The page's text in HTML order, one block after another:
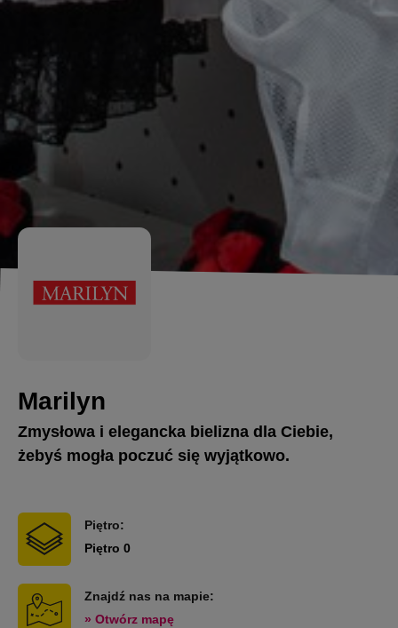
Marilyn
Zmysłowa i elegancka bielizna dla Ciebie,
żebyś mogła poczuć się wyjątkowo.
Piętro:
Piętro 0
Znajdź nas na mapie:
» Otwórz mapę